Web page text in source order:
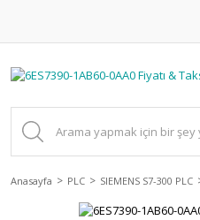
Anasayfa PLC SIEMENS S7-300 PLC